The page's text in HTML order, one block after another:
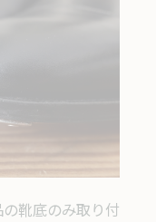
靴底のみ取り付